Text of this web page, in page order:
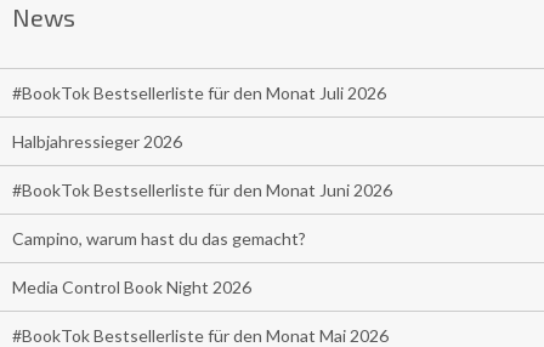
News
#BookTok Bestsellerliste für den Monat Juli 2026
Halbjahressieger 2026
#BookTok Bestsellerliste für den Monat Juni 2026
Campino, warum hast du das gemacht?
Media Control Book Night 2026
#BookTok Bestsellerliste für den Monat Mai 2026